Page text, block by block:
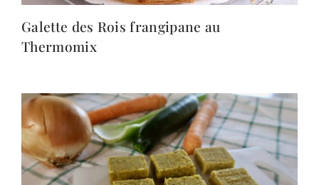
Galette des Rois frangipane au
Thermomix